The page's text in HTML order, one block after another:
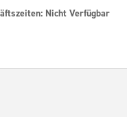
Nicht Verfügbar